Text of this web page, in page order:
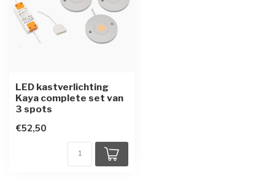
LED kastverlichting
Kaya complete set van
3 spots
€52,50